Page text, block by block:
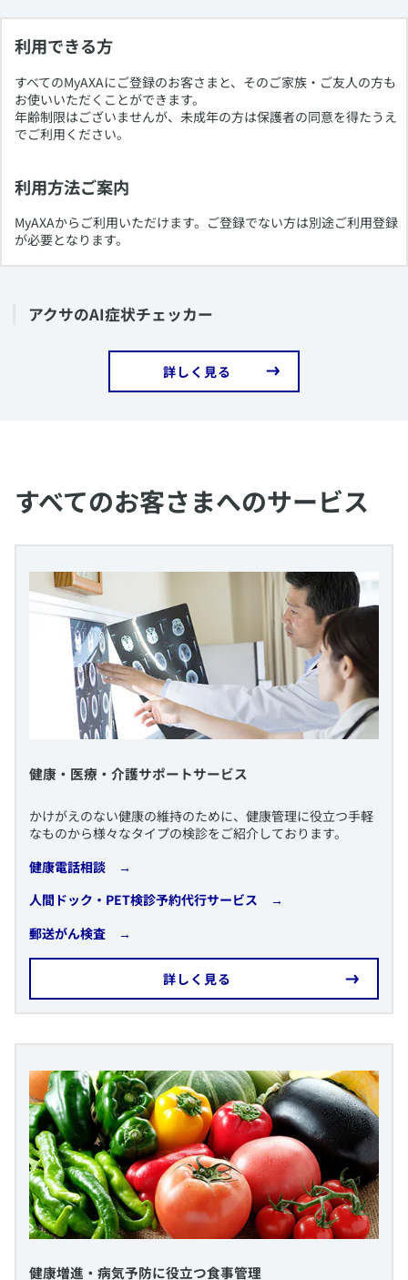
利用できる方
​​すべてのMyAXAにご登録のお客さまと、そのご家族・ご友人の方も
お使いいただくことができます。
年齢制限はございませんが、未成年の方は保護者の同意を得たうえ
でご利用ください。
利用方法ご案内
​MyAXAからご利用いただけます。ご登録でない方は別途ご利用登録
が必要となります。
​アクサのAI症状チェッカー
​詳しく見る
すべてのお客さまへのサービス
​健康・医療・介護サポートサービス
​かけがえのない健康の維持のために、健康管理に役立つ手軽
なものから様々なタイプの検診をご紹介しております。
​健康電話相談 →
​人間ドック・PET検診予約代行サービス →
​郵送がん検査 →
​詳しく見る
​健康増進・病気予防に役立つ食事管理